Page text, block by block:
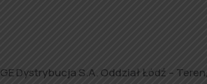
Dystrybucja S.A. Oddział Łódź –